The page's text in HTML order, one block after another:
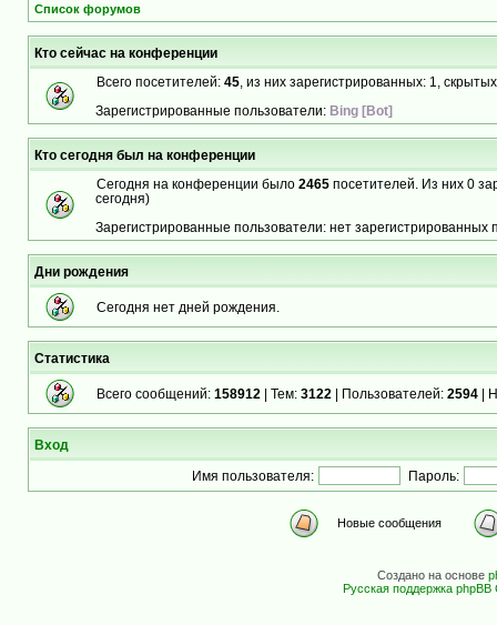
Список форумов
Кто сейчас на конференции
Всего посетителей: 45 , из них зарегистрированных: 1,
Зарегистрированные пользователи: Bing [Bot]
Кто сегодня был на конференции
Сегодня на конференции было 2465 посетителей. Из них 0
сегодня)
Зарегистрированные пользователи: нет зарегистрированных
Дни рождения
Сегодня нет дней рождения.
Статистика
Всего сообщений: 158912 | Тем: 3122 | Пользователей: 2594 |
Вход
Имя пользователя: Пароль:
Новые сообщения
Создано на основе
Русская поддержка phpBB